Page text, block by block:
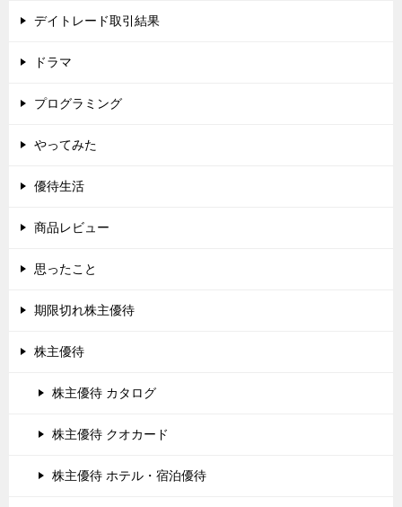
デイトレード取引結果
ドラマ
プログラミング
やってみた
優待生活
商品レビュー
思ったこと
期限切れ株主優待
株主優待
株主優待 カタログ
株主優待 クオカード
株主優待 ホテル・宿泊優待